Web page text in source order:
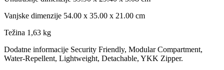
Vanjske dimenzije 54.00 x 35.00 x 21.00 cm
Težina 1,63 kg
Dodatne informacije Security Friendly, Modular Compartment,
Water-Repellent, Lightweight, Detachable, YKK Zipper.